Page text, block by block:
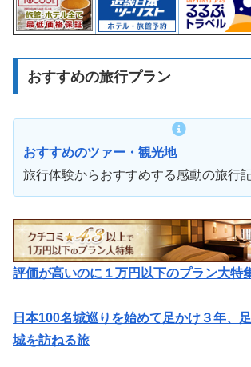
おすすめの旅行プラン
おすすめのツァー・観光地
旅行体験からおすすめする感動の旅行
評価が高いのに１万円以下のプラン大特
日本100名城巡りを始めて足かけ３年、
城を訪ねる旅